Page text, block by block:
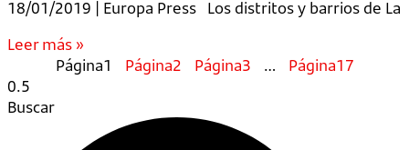
18/01/2019 | Europa Press Los distritos y barrios de La
Leer más »
Página1 Página2 Página3 … Página17
Buscar